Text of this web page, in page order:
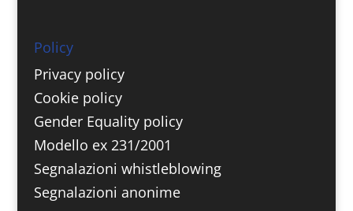
Policy
Privacy policy
Cookie policy
Gender Equality policy
Modello ex 231/2001
Segnalazioni whistleblowing
Segnalazioni anonime